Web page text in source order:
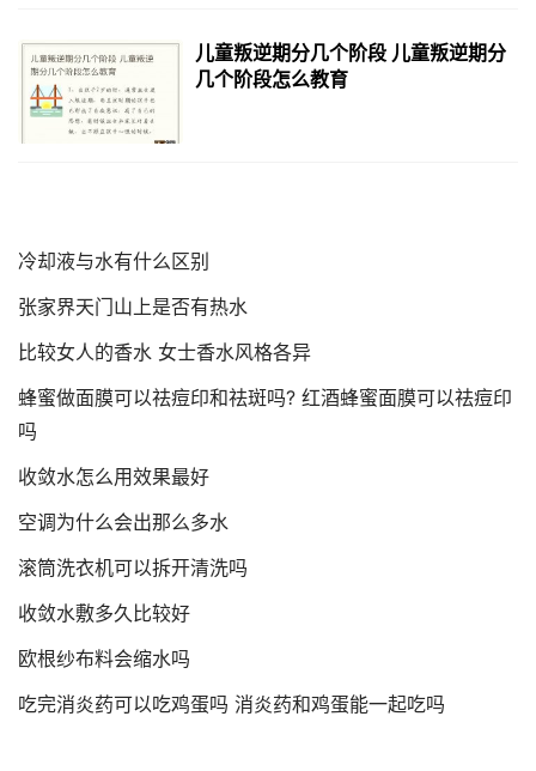
儿童叛逆期分几个阶段 儿童叛逆期分
几个阶段怎么教育
冷却液与水有什么区别
张家界天门山上是否有热水
比较女人的香水 女士香水风格各异
蜂蜜做面膜可以祛痘印和祛斑吗? 红酒蜂蜜面膜可以祛痘印
吗
收敛水怎么用效果最好
空调为什么会出那么多水
滚筒洗衣机可以拆开清洗吗
收敛水敷多久比较好
欧根纱布料会缩水吗
吃完消炎药可以吃鸡蛋吗 消炎药和鸡蛋能一起吃吗